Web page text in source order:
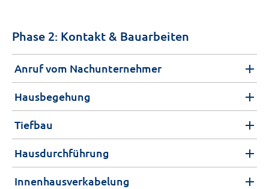
Phase 2: Kontakt & Bauarbeiten
Anruf vom Nachunternehmer
Hausbegehung
Tiefbau
Hausdurchführung
Innenhausverkabelung